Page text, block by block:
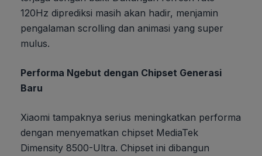
120Hz diprediksi masih akan hadir, menjamin
pengalaman scrolling dan animasi yang super
mulus.
Performa Ngebut dengan Chipset Generasi
Baru
Xiaomi tampaknya serius meningkatkan performa
dengan menyematkan chipset MediaTek
Dimensity 8500-Ultra. Chipset ini dibangun